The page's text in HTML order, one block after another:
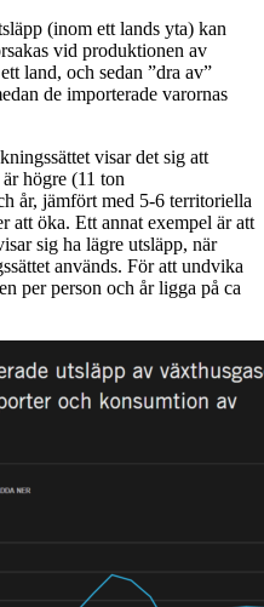
(inom ett lands yta) kan
vid produktionen av
land, och sedan ”dra av”
de importerade varornas
visar det sig att
högre (11 ton
år, jämfört med 5-6 territoriella
att öka. Ett annat exempel är att
sig ha lägre utsläpp, när
används. För att undvika
per person och år ligga på ca